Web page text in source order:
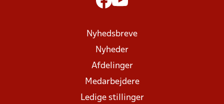
Nyhedsbreve
Nyheder
Afdelinger
Medarbejdere
Ledige stillinger